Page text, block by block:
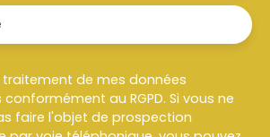
de mes données
au RGPD. Si vous ne
faire l'objet de prospection